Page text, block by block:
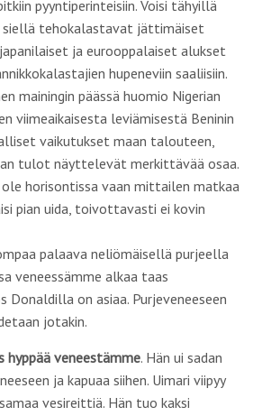
pian uida, toivottavasti ei kovin
palaava neliömäisellä purjeella
veneessämme alkaa taas
Donaldilla on asiaa. Purjeveneeseen
jotakin.
hyppää veneestämme. Hän ui sadan
ja kapuaa siihen. Uimari viipyy
vesireittiä. Hän tuo kaksi
olla barrakudia, ehkä kilon
ojentaa Donaldille.
ostoskuvion yksityiskohtia, kuka
kuinka maksuliikenne suoritetaan.
kun oma kalansaalis
alkaa tapahtua.